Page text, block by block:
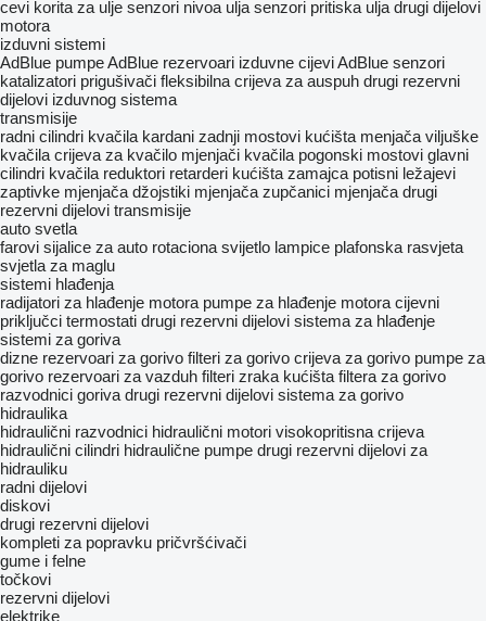
cevi korita za ulje senzori nivoa ulja senzori pritiska ulja drugi dijelovi
motora
izduvni sistemi
AdBlue pumpeAdBlue rezervoari izduvne cijeviAdBlue senzori
katalizatori prigušivači fleksibilna crijeva za auspuh drugi rezervni
dijelovi izduvnog sistema
transmisije
radni cilindri kvačila kardani zadnji mostovi kućišta menjača viljuške
kvačila crijeva za kvačilo mjenjači kvačila pogonski mostovi glavni
cilindri kvačila reduktori retarderi kućišta zamajca potisni ležajevi
zaptivke mjenjača džojstiki mjenjača zupčanici mjenjača drugi
rezervni dijelovi transmisije
auto svetla
farovi sijalice za auto rotaciona svijetlo lampice plafonska rasvjeta
svjetla za maglu
sistemi hlađenja
radijatori za hlađenje motora pumpe za hlađenje motora cijevni
priključci termostati drugi rezervni dijelovi sistema za hlađenje
sistemi za goriva
dizne rezervoari za gorivo filteri za gorivo crijeva za gorivo pumpe za
gorivo rezervoari za vazduh filteri zraka kućišta filtera za gorivo
razvodnici goriva drugi rezervni dijelovi sistema za gorivo
hidraulika
hidraulični razvodnici hidraulični motori visokopritisna crijeva
hidraulični cilindri hidraulične pumpe drugi rezervni dijelovi za
hidrauliku
radni dijelovi
diskovi
drugi rezervni dijelovi
kompleti za popravku pričvršćivači
gume i felne
točkovi
rezervni dijelovi
elektrike